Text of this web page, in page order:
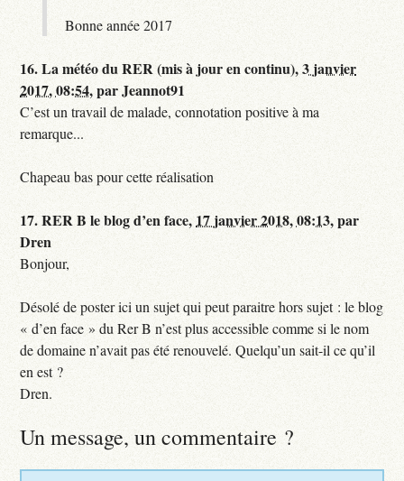
Bonne année 2017
16.La météo du RER (mis à jour en continu),3 janvier
2017, 08:54,parJeannot91
C’est un travail de malade, connotation positive à ma
remarque...
Chapeau bas pour cette réalisation
17.RER B le blog d’en face, 17 janvier 2018, 08:13,par
Dren
Bonjour,
Désolé de poster ici un sujet qui peut paraitre hors sujet : le blog
« d’en face » du Rer B n’est plus accessible comme si le nom
de domaine n’avait pas été renouvelé. Quelqu’un sait-il ce qu’il
en est ?
Dren.
Un message, un commentaire ?